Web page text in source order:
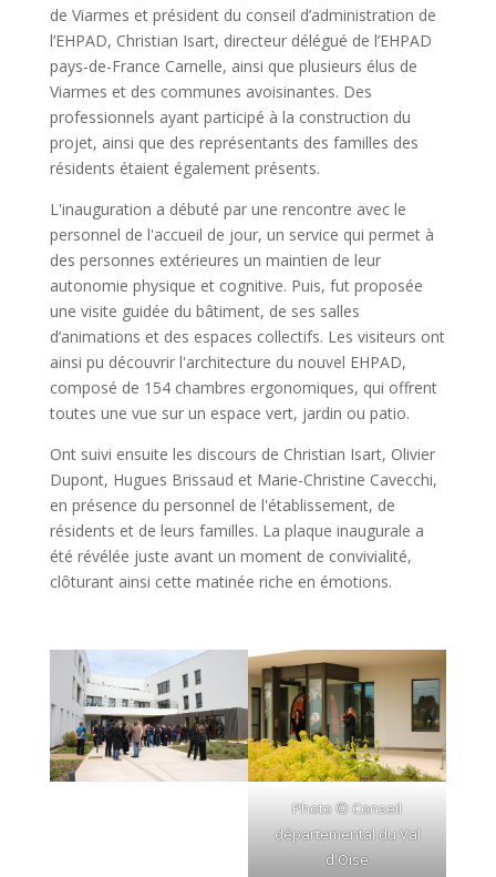
de Viarmes et président du conseil d’administration de
l’EHPAD, Christian Isart, directeur délégué de l’EHPAD
pays-de-France Carnelle, ainsi que plusieurs élus de
Viarmes et des communes avoisinantes. Des
professionnels ayant participé à la construction du
projet, ainsi que des représentants des familles des
résidents étaient également présents.
L'inauguration a débuté par une rencontre avec le
personnel de l'accueil de jour, un service qui permet à
des personnes extérieures un maintien de leur
autonomie physique et cognitive. Puis, fut proposée
une visite guidée du bâtiment, de ses salles
d’animations et des espaces collectifs. Les visiteurs ont
ainsi pu découvrir l'architecture du nouvel EHPAD,
composé de 154 chambres ergonomiques, qui offrent
toutes une vue sur un espace vert, jardin ou patio.
Ont suivi ensuite les discours de Christian Isart, Olivier
Dupont, Hugues Brissaud et Marie-Christine Cavecchi,
en présence du personnel de l'établissement, de
résidents et de leurs familles. La plaque inaugurale a
été révélée juste avant un moment de convivialité,
clôturant ainsi cette matinée riche en émotions.
Photo © Conseil
départemental du Val
d'Oise